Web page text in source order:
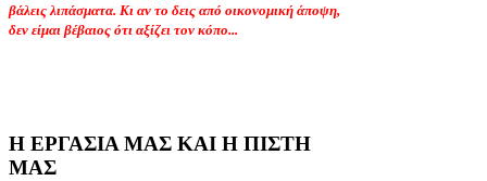
βάλεις λιπάσματα. Κι αν το δεις από οικονομική άποψη,
δεν είμαι βέβαιος ότι αξίζει τον κόπο...
Η ΕΡΓΑΣΙΑ ΜΑΣ ΚΑΙ Η ΠΙΣΤΗ
ΜΑΣ